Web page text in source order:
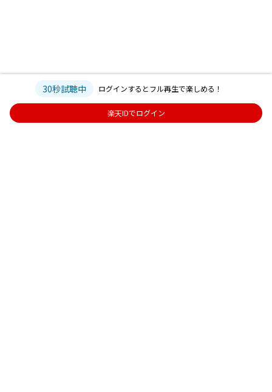
30秒試聴中 ログインするとフル再生で楽しめる！
楽天IDでログイン